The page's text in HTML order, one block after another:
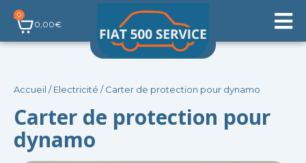
Aller
contenu
0,00€
0
Panier
Accueil /Electricité / Carter de protection pour dynamo
Carter de protection pour
dynamo